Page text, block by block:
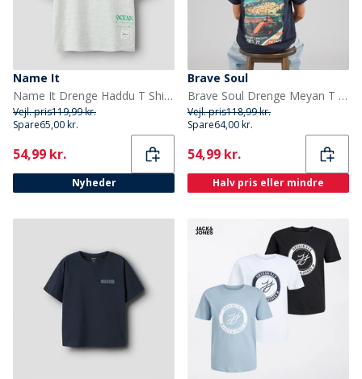
Name It
Name It Drenge Haddu T Shirt Light Grey Melange
Vejl. pris119,99 kr.
Spare65,00 kr.
Current
54,99 kr.
Nyheder
Brave Soul
Brave Soul Drenge Meyan T Shirt Marineblå/Multifarvet Print Navy/Multi-Colour Print
Vejl. pris118,99 kr.
Spare64,00 kr.
Current
54,99 kr.
Halv pris eller mindre